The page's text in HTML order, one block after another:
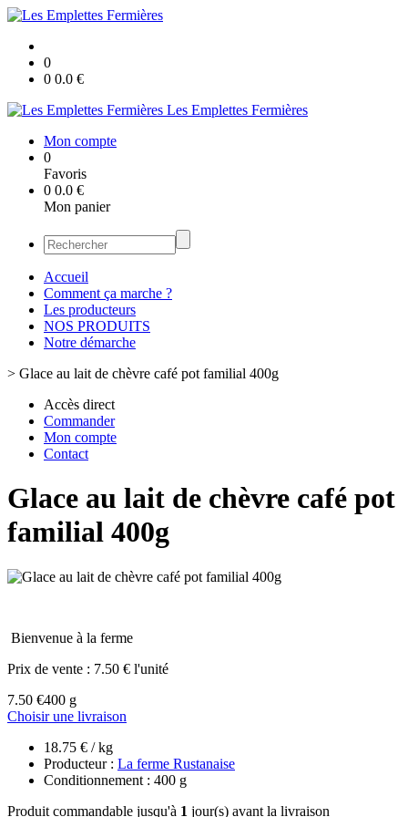
0
0 0.0 €
Les Emplettes Fermières
Mon compte
0
Favoris
0 0.0 €
Mon panier
Accueil
Comment ça marche ?
Les producteurs
NOS PRODUITS
Notre démarche
> Glace au lait de chèvre café pot familial 400g
Accès direct
Commander
Mon compte
Contact
Glace au lait de chèvre café pot
familial 400g
Bienvenue à la ferme
Prix de vente : 7.50 € l'unité
7.50 €400 g
Choisir une livraison
18.75 € / kg
Producteur : La ferme Rustanaise
Conditionnement : 400 g
Produit commandable jusqu'à 1 jour(s) avant la livraison